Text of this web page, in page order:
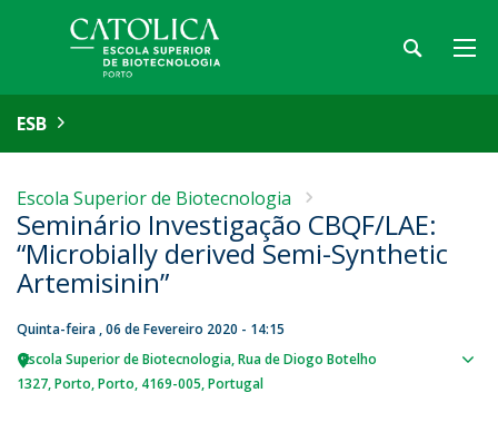
ESB
Escola Superior de Biotecnologia
Seminário Investigação CBQF/LAE:
“Microbially derived Semi-Synthetic
Artemisinin”
Quinta-feira , 06 de Fevereiro 2020 - 14:15
Escola Superior de Biotecnologia Rua de Diogo Botelho
1327 Porto Porto 4169-005 Portugal